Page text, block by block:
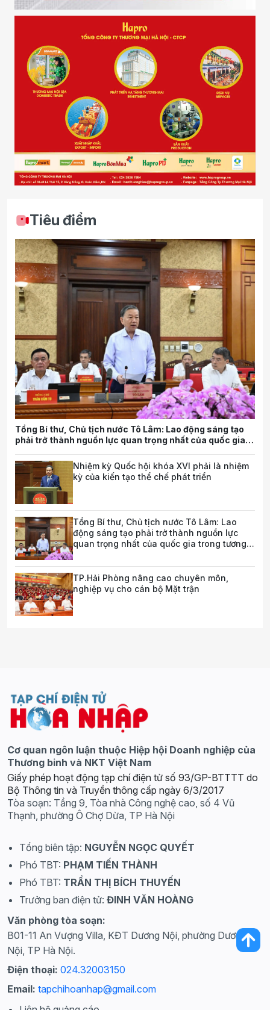
Tiêu điểm
Tổng Bí thư, Chủ tịch nước Tô Lâm: Lao động sáng tạo
phải trở thành nguồn lực quan trọng nhất của quốc gia
Nhiệm kỳ Quốc hội khóa XVI phải là nhiệm
kỳ của kiến tạo thể chế phát triển
Tổng Bí thư, Chủ tịch nước Tô Lâm: Lao
động sáng tạo phải trở thành nguồn lực
quan trọng nhất của quốc gia trong tương
TP.Hải Phòng nâng cao chuyên môn,
nghiệp vụ cho cán bộ Mặt trận
Cơ quan ngôn luận thuộc Hiệp hội Doanh nghiệp của
Thương binh và NKT Việt Nam
Giấy phép hoạt động tạp chí điện tử số 93/GP-BTTTT do
Bộ Thông tin và Truyền thông cấp ngày 6/3/2017
Tòa soạn: Tầng 9, Tòa nhà Công nghệ cao, số 4 Vũ
Thạnh, phường Ô Chợ Dừa, TP Hà Nội
Tổng biên tập: NGUYỄN NGỌC QUYẾT
Phó TBT: PHẠM TIẾN THÀNH
Phó TBT: TRẦN THỊ BÍCH THUYẾN
Trưởng ban điện tử: ĐINH VĂN HOÀNG
Văn phòng tòa soạn:
B01-11 An Vượng Villa, KĐT Dương Nội, phường Dương
Nội, TP Hà Nội.
Điện thoại: 024.32003150
Email: tapchihoanhap@gmail.com